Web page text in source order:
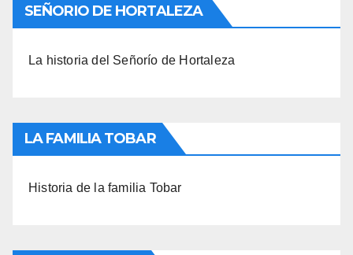
SEÑORIO DE HORTALEZA
La historia del Señorío de Hortaleza
LA FAMILIA TOBAR
Historia de la familia Tobar